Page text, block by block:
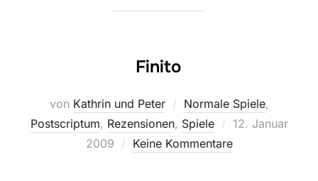
Finito
von Kathrin und Peter Normale Spiele,
Postscriptum, Rezensionen, Spiele
Veröffentlicht
am
12. Januar
2009
Keine Kommentare